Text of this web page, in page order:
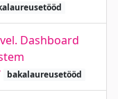
Dashboard
bakalaureusetööd